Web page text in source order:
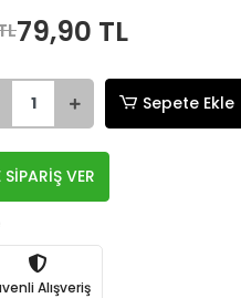
79,90 TL
Sepete Ekle
VER
Alışveriş